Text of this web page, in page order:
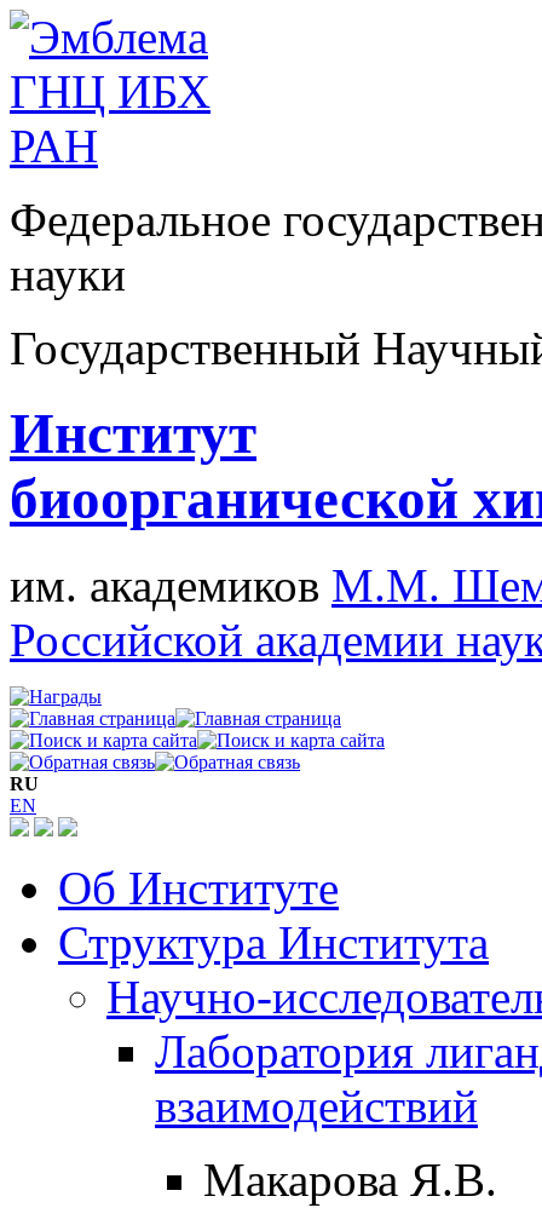
Федеральное
науки
Государственный
Институт
биоорганической
им. академиков М.М.
Российской академии
RU
EN
Об Институте
Структура Института
Научно-
Лаборатория
взаимодействий
Макарова Я.В.